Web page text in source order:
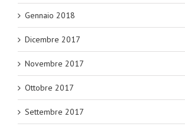
Gennaio 2018
Dicembre 2017
Novembre 2017
Ottobre 2017
Settembre 2017